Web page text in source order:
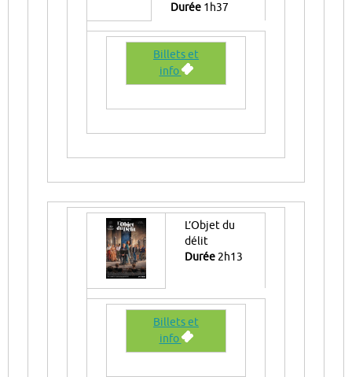
Durée 1h37
Billets et
info
L’Objet du
délit
Durée 2h13
Billets et
info